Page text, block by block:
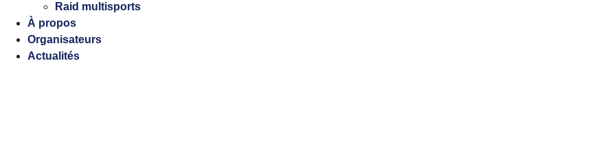
Raid multisports
À propos
Organisateurs
Actualités